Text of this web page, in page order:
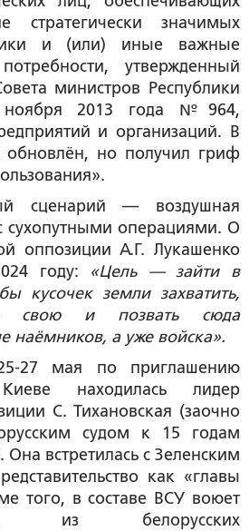
стратегически значимых
и (или) иные важные
утвержденный
министров Республики
ноября 2013 года №964,
и организаций. В
но получил гриф
сценарий — воздушная
сухопутными операциями. О
оппозиции А.Г. Лукашенко
году: «Цель — зайти в
кусочек земли захватить,
свою и позвать сюда
наёмников, а уже войска».
27 мая по приглашению
находилась лидер
С. Тихановская (заочно
судом к 15 годам
встретилась с Зеленским
как «главы
того, в составе ВСУ воюет
из белорусских